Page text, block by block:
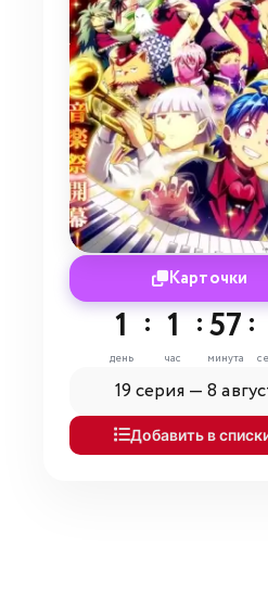
Карточки
1
день
: 1
час
:57
минута
:
19 серия —8
Добавить в